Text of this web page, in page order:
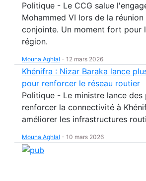
Politique - Le CCG salue
Mohammed VI lors de la
conjointe. Un moment fort pour
région.
Mouna Aghlal - 12 mars 2026
Khénifra : Nizar Baraka lance
pour renforcer le réseau routier
Politique - Le ministre lance
renforcer la connectivité à
améliorer les infrastructures
Mouna Aghlal - 10 mars 2026